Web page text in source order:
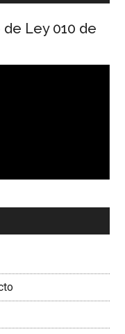
Ley 010 de
01:04
Corporación